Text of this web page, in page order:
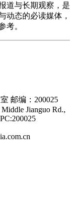
道与长期观察，是
动态的必读媒体，
考。
邮编：200025
Jianguo Rd.,